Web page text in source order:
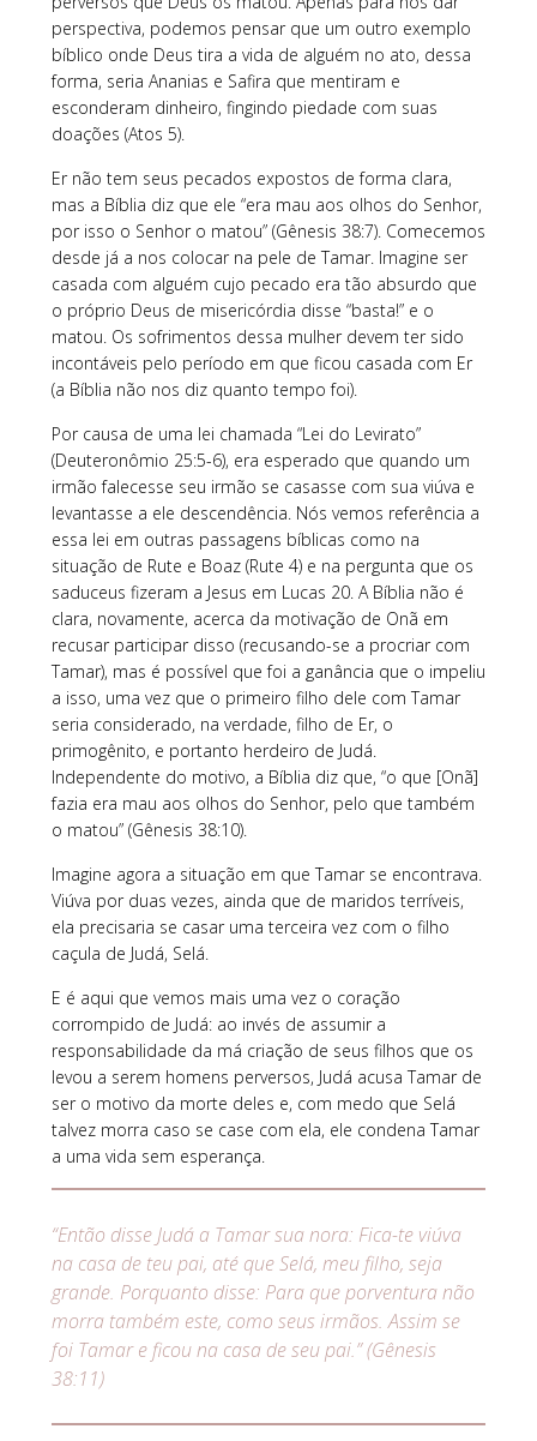
perspectiva, podemos pensar que um outro exemplo
bíblico onde Deus tira a vida de alguém no ato, dessa
forma, seria Ananias e Safira que mentiram e
esconderam dinheiro, fingindo piedade com suas
doações (Atos 5).
Er não tem seus pecados expostos de forma clara,
mas a Bíblia diz que ele “era mau aos olhos do Senhor,
por isso o Senhor o matou” (Gênesis 38:7). Comecemos
desde já a nos colocar na pele de Tamar. Imagine ser
casada com alguém cujo pecado era tão absurdo que
o próprio Deus de misericórdia disse “basta!” e o
matou. Os sofrimentos dessa mulher devem ter sido
incontáveis pelo período em que ficou casada com Er
(a Bíblia não nos diz quanto tempo foi).
Por causa de uma lei chamada “Lei do Levirato”
(Deuteronômio 25:5-6), era esperado que quando um
irmão falecesse seu irmão se casasse com sua viúva e
levantasse a ele descendência. Nós vemos referência a
essa lei em outras passagens bíblicas como na
situação de Rute e Boaz (Rute 4) e na pergunta que os
saduceus fizeram a Jesus em Lucas 20. A Bíblia não é
clara, novamente, acerca da motivação de Onã em
recusar participar disso (recusando-se a procriar com
Tamar), mas é possível que foi a ganância que o impeliu
a isso, uma vez que o primeiro filho dele com Tamar
seria considerado, na verdade, filho de Er, o
primogênito, e portanto herdeiro de Judá.
Independente do motivo, a Bíblia diz que, “o que [Onã]
fazia era mau aos olhos do Senhor, pelo que também
o matou” (Gênesis 38:10).
Imagine agora a situação em que Tamar se encontrava.
Viúva por duas vezes, ainda que de maridos terríveis,
ela precisaria se casar uma terceira vez com o filho
caçula de Judá, Selá.
E é aqui que vemos mais uma vez o coração
corrompido de Judá: ao invés de assumir a
responsabilidade da má criação de seus filhos que os
levou a serem homens perversos, Judá acusa Tamar de
ser o motivo da morte deles e, com medo que Selá
talvez morra caso se case com ela, ele condena Tamar
a uma vida sem esperança.
“Então disse Judá a Tamar sua nora: Fica-te viúva
na casa de teu pai, até que Selá, meu filho, seja
grande. Porquanto disse: Para que porventura não
morra também este, como seus irmãos. Assim se
foi Tamar e ficou na casa de seu pai.” (Gênesis
38:11)